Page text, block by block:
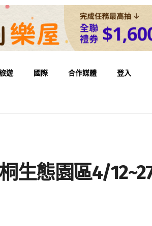
遊 國際 合作媒體 登入
生態園區4/